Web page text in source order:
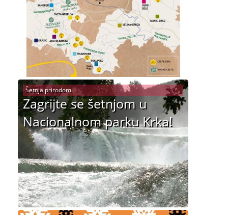
Zagrijte se šetnjom u
Nacionalnom parku Krka!
Šetnja prirodom